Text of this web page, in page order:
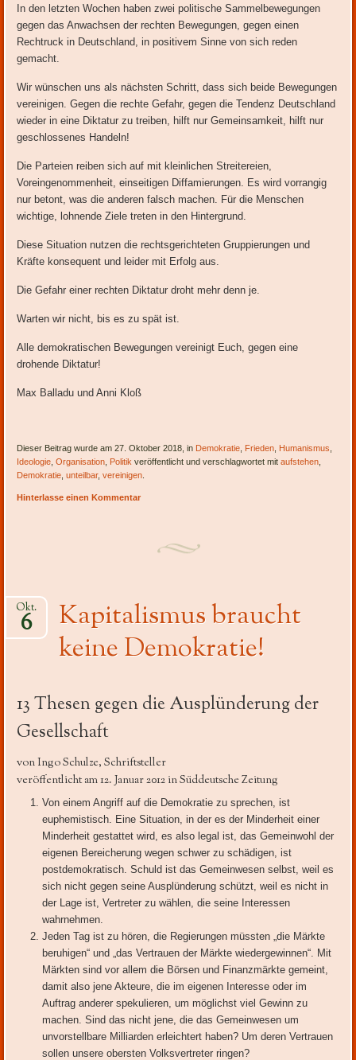
In den letzten Wochen haben zwei politische Sammelbewegungen
gegen das Anwachsen der rechten Bewegungen, gegen einen
Rechtruck in Deutschland, in positivem Sinne von sich reden
gemacht.
Wir wünschen uns als nächsten Schritt, dass sich beide Bewegungen
vereinigen. Gegen die rechte Gefahr, gegen die Tendenz Deutschland
wieder in eine Diktatur zu treiben, hilft nur Gemeinsamkeit, hilft nur
geschlossenes Handeln!
Die Parteien reiben sich auf mit kleinlichen Streitereien,
Voreingenommenheit, einseitigen Diffamierungen. Es wird vorrangig
nur betont, was die anderen falsch machen. Für die Menschen
wichtige, lohnende Ziele treten in den Hintergrund.
Diese Situation nutzen die rechtsgerichteten Gruppierungen und
Kräfte konsequent und leider mit Erfolg aus.
Die Gefahr einer rechten Diktatur droht mehr denn je.
Warten wir nicht, bis es zu spät ist.
Alle demokratischen Bewegungen vereinigt Euch, gegen eine
drohende Diktatur!
Max Balladu und Anni Kloß
Dieser Beitrag wurde am 27. Oktober 2018, in Demokratie Frieden Humanismus
Ideologie ,Organisation Politik veröffentlicht und verschlagwortet mitaufstehen
Demokratie ,unteilbar,vereinigen
Hinterlasse einen Kommentar
Kapitalismus braucht
keine Demokratie!
Okt.
6
13 Thesen gegen die Ausplünderung der
Gesellschaft
von Ingo Schulze, Schriftsteller
veröffentlicht am 12. Januar 2012 in Süddeutsche Zeitung
Von einem Angriff auf die Demokratie zu sprechen, ist
euphemistisch. Eine Situation, in der es der Minderheit einer
Minderheit gestattet wird, es also legal ist, das Gemeinwohl der
eigenen Bereicherung wegen schwer zu schädigen, ist
postdemokratisch. Schuld ist das Gemeinwesen selbst, weil es
sich nicht gegen seine Ausplünderung schützt, weil es nicht in
der Lage ist, Vertreter zu wählen, die seine Interessen
wahrnehmen.
Jeden Tag ist zu hören, die Regierungen müssten „die Märkte
beruhigen“ und „das Vertrauen der Märkte wiedergewinnen“. Mit
Märkten sind vor allem die Börsen und Finanzmärkte gemeint,
damit also jene Akteure, die im eigenen Interesse oder im
Auftrag anderer spekulieren, um möglichst viel Gewinn zu
machen. Sind das nicht jene, die das Gemeinwesen um
unvorstellbare Milliarden erleichtert haben? Um deren Vertrauen
sollen unsere obersten Volksvertreter ringen?